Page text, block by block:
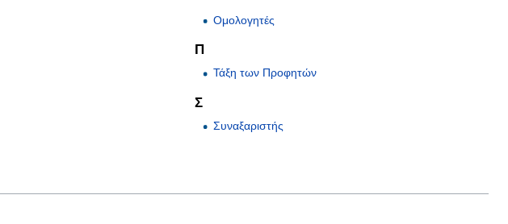
Ομολογητές
Π
Τάξη των Προφητών
Σ
Συναξαριστής